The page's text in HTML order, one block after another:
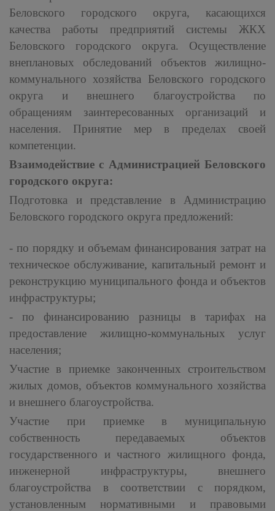
Беловского городского округа, касающихся
качества работы предприятий системы ЖКХ
Беловского городского округа. Осуществление
внеплановых обследований объектов жилищно-
коммунального хозяйства Беловского городского
округа и внешнего благоустройства по
обращениям заинтересованных организаций и
населения. Принятие мер в пределах своей
компетенции.
Взаимодействие с Администрацией Беловского
городского округа:
Подготовка и представление в Администрацию
Беловского городского округа предложений:
- по порядку и объемам финансирования затрат на
техническое обслуживание, капитальный ремонт и
реконструкцию муниципального фонда и объектов
инфраструктуры;
- по финансированию разницы в тарифах на
предоставление жилищно-коммунальных услуг
населения;
Участие в приемке законченных строительством
жилых домов, объектов коммунального хозяйства
и внешнего благоустройства.
Участие при приемке в муниципальную
собственность передаваемых объектов
государственного и частного жилищного фонда,
инженерной инфраструктуры, внешнего
благоустройства в соответствии с порядком,
установленным нормативными и правовыми